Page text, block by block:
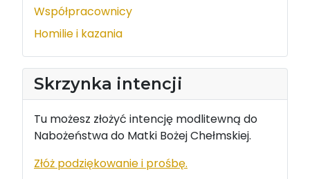
Współpracownicy
Homilie i kazania
Skrzynka intencji
Tu możesz złożyć intencję modlitewną do
Nabożeństwa do Matki Bożej Chełmskiej.
Złóż podziękowanie i prośbę.